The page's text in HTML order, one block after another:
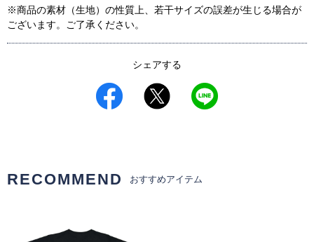
※商品の素材（生地）の性質上、若干サイズの誤差が生じる場合が
ございます。ご了承ください。
シェアする
RECOMMEND おすすめアイテム